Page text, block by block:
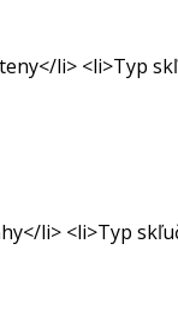
li> <li>Typ
li> <li>Typ